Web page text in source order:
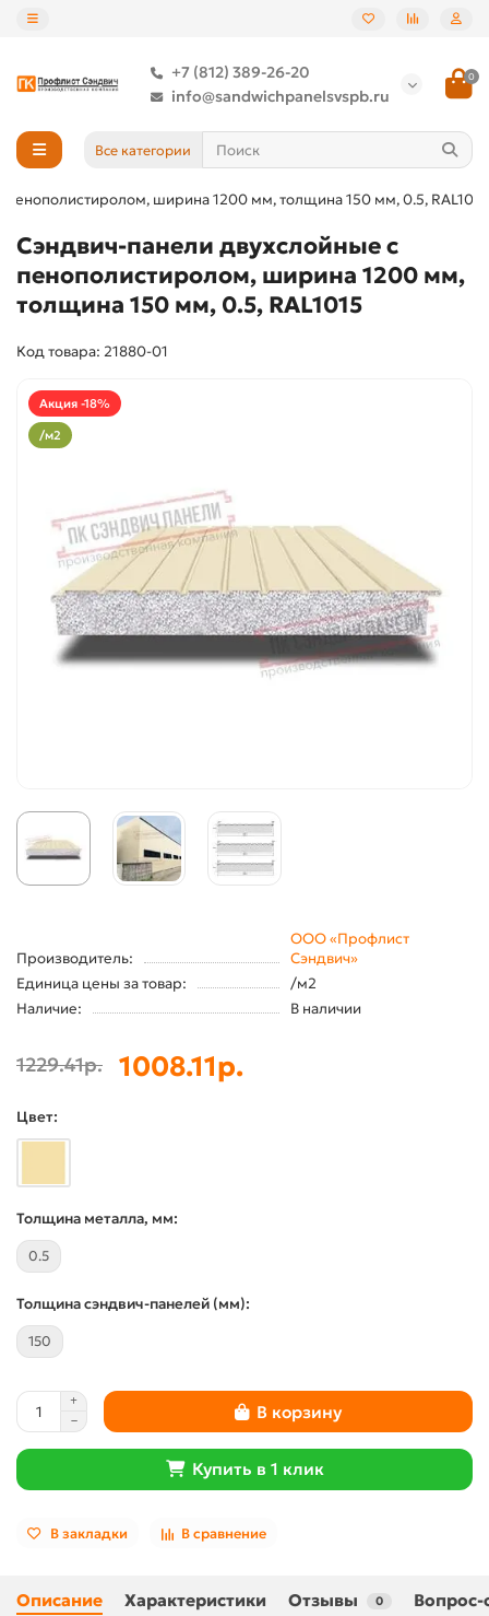
+7 (812) 389-26-20
info@sandwichpanelsvspb.ru
0
Все категории
ширина 1200 мм, толщина 150 мм, 0.5, RAL1015
Сэндвич-панели двухслойные с
пенополистиролом, ширина 1200 мм,
толщина 150 мм, 0.5, RAL1015
Код товара: 21880-01
Акция -18%
/м2
Производитель:
ООО «Профлист
Сэндвич»
Единица цены за товар:
/м2
Наличие:
В наличии
1229.41р. 1008.11р.
Цвет:
Толщина металла, мм:
0.5
Толщина сэндвич-панелей (мм):
150
В корзину
Купить в 1 клик
В закладки В сравнение
Описание Характеристики Отзывы 0 Вопрос-